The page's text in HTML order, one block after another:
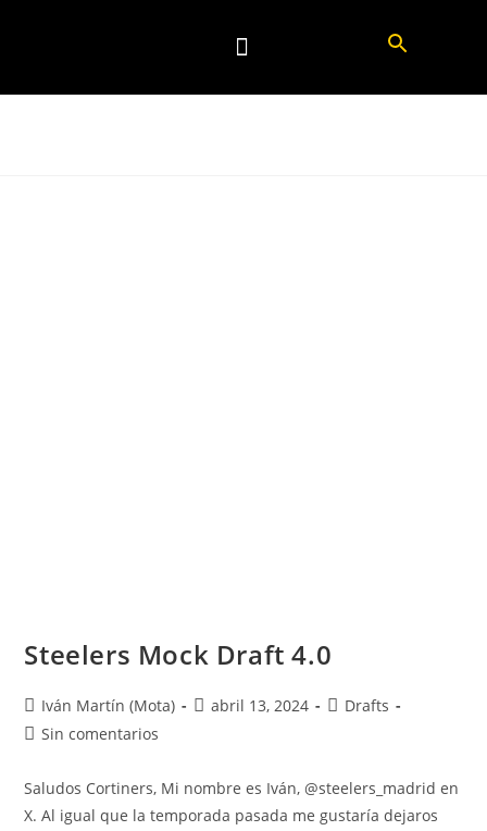
Steelers Mock Draft 4.0
Iván Martín (Mota) abril 13, 2024
Drafts
Sin comentarios
Saludos Cortiners, Mi nombre es Iván, @steelers_madrid en
X. Al igual que la temporada pasada me gustaría dejaros